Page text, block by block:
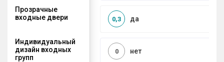
Прозрачные
входные двери
да
0,3
Индивидуальный
дизайн входных
групп
нет
0